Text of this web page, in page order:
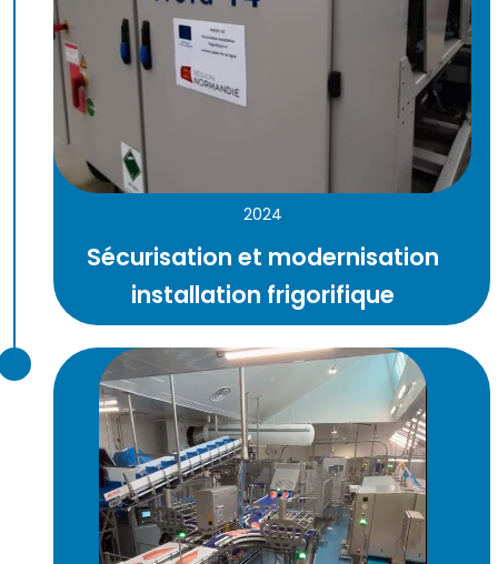
2024
Sécurisation et modernisation
installation frigorifique